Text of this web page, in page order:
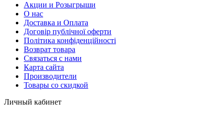
Акции и Розыгрыши
О нас
Доставка и Оплата
Договір публічної оферти
Політика конфіденційності
Возврат товара
Связаться с нами
Карта сайта
Производители
Товары со скидкой
Личный кабинет